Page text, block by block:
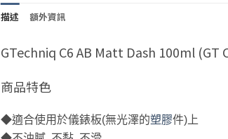
描述 額外資訊
GTechniq C6 AB Matt Dash 100ml (GT
商品特色
◆適合使用於儀錶板(無光澤的塑膠件)上